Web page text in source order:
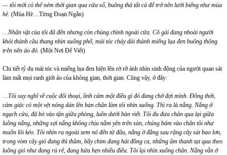
— tôi mới có thể ném thời gian qua cửa sổ, buông thả tất cả để trở nên lười biếng như mùa
hè. (Mùa Hè…Từng Đoạn Ngắn)
…Nhân vật của tôi đã đến nhưng còn chùng chình ngoài cửa. Cô gái đang nhoài người
khỏi thành cầu thang nhìn xuống phố, mái tóc chảy dài thành miếng lụa đen buông thõng
trên nền áo đỏ. (Một Nơi Để Viết)
Chi tiết tỷ dụ mái tóc và miếng lụa đen hiện lên rờ rỡ ánh nhìn sinh động của người quan sát
làm mất mọi ranh giới ảo của không gian, thời gian. Cũng vậy, ở đây:
…Tôi suy nghĩ về cuộc đối thoại, linh cảm một điều gì đó đang chờ đợi mình. Đồng thời,
cảm giác có một vệt nóng dán lên bàn chân làm tôi nhìn xuống. Thì ra là nắng. Nắng ở
ngạch cửa, đã bò vào tận giữa phòng, luồn dưới bàn viết. Tôi đu đưa chân qua lại giữa
luồng nắng, những sợi nắng không chịu nằm yên trên sàn, chúng bám vào chân tôi như
muốn lôi kéo. Tôi nhìn ra ngoài xem nó đến từ đâu, nắng ở đằng sau rặng cây sát bao lơn,
trong vòm cây gió đang thì thầm, bầy chim đang hát đồng ca, những âm thanh tạt qua theo
luồng gió như đang rủ rê, đang hứa hẹn nhiều điều. Tôi lại nhìn xuống chân. Nắng vẫn ở